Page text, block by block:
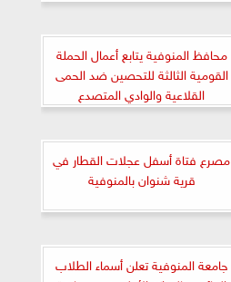
محافظ المنوفية يتابع أعمال الحملة
القومية الثالثة للتحصين ضد الحمى
القلاعية والوادي المتصدع
مصرع فتاة أسفل عجلات القطار في
قرية شنوان بالمنوفية
جامعة المنوفية تعلن أسماء الطلاب